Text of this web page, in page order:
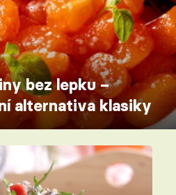
bez lepku –
alternativa klasiky